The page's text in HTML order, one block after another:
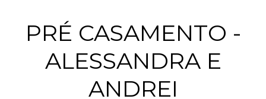
PRÉ CASAMENTO -
ALESSANDRA E
ANDREI